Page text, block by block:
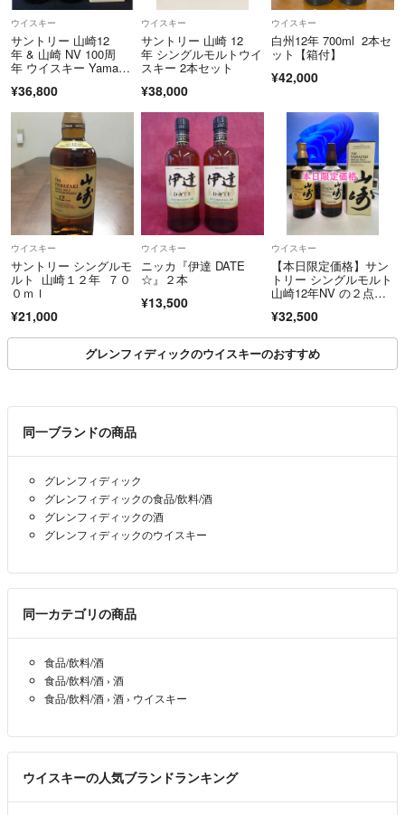
ウイスキー
サントリー 山崎12
年 & 山崎 NV 100周
年 ウイスキー Yamaza
¥36,800
ウイスキー
サントリー 山崎 12
年 シングルモルトウイ
スキー 2本セット
¥38,000
ウイスキー
白州12年 700ml 2本セ
ット【箱付】
¥42,000
ウイスキー
サントリー シングルモ
ルト 山崎１２年 ７０
０ｍｌ
¥21,000
ウイスキー
ニッカ『伊達 DATE
☆』２本
¥13,500
ウイスキー
【本日限定価格】サン
トリー シングルモルト
山崎12年NV の２点セ
¥32,500
グレンフィディックのウイスキーのおすすめ
同一ブランドの商品
グレンフィディック
グレンフィディックの食品/飲料/酒
グレンフィディックの酒
グレンフィディックのウイスキー
同一カテゴリの商品
食品/飲料/酒
食品/飲料/酒 › 酒
食品/飲料/酒 › 酒 › ウイスキー
ウイスキーの人気ブランドランキング